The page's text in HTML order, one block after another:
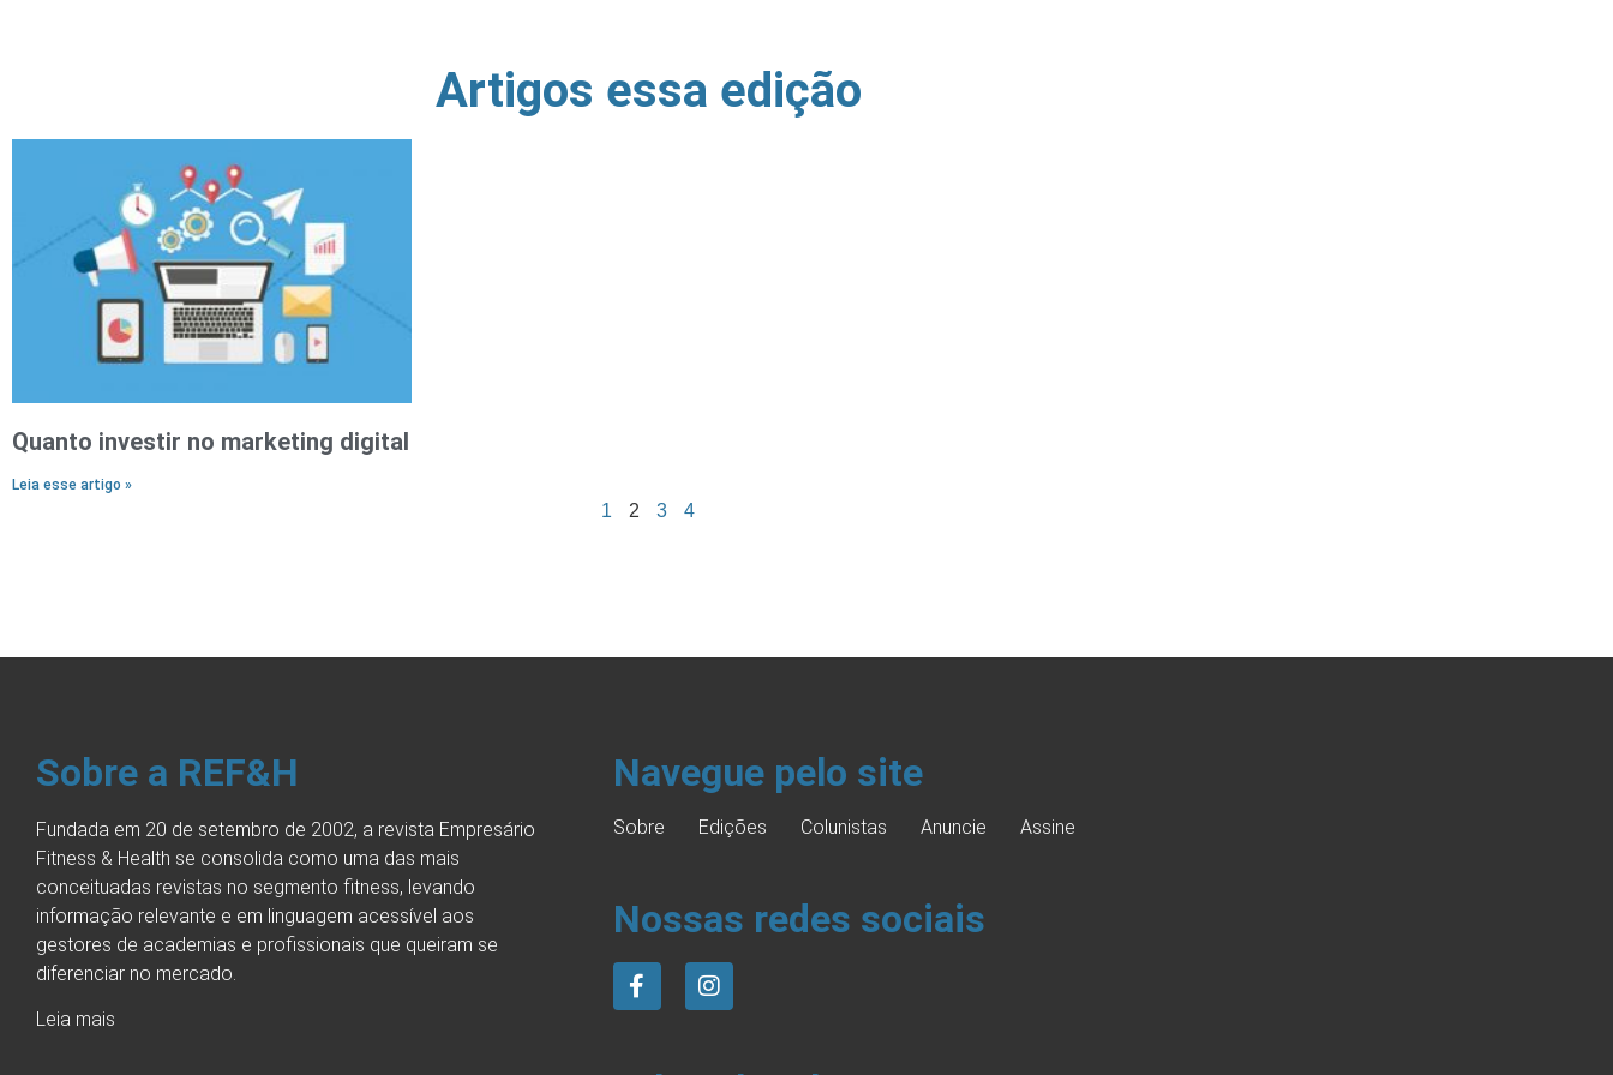
Artigos essa edição
Quanto investir no marketing digital
Leia esse artigo »
1 2 3 4
Sobre a REF&H
Fundada em 20 de setembro de 2002, a revista Empresário
Fitness & Health se consolida como uma das mais
conceituadas revistas no segmento fitness, levando
informação relevante e em linguagem acessível aos
gestores de academias e profissionais que queiram se
diferenciar no mercado.
Leia mais
Navegue pelo site
Sobre Edições Colunistas Anuncie Assine
Nossas redes sociais